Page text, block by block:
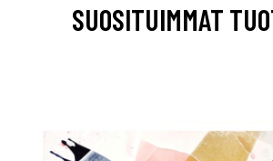
SUOSITUIMMAT